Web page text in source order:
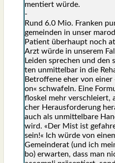
men­tiert wür­de.
-
Rund 6.0 Mio. Fran­ken
ge­mein­den in unser
Pati­ent über­haupt noch
Arzt wür­de in unse­rem
Lei­den spre­chen und
ten unmit­tel­bar in die
Betrof­fe­ne eher von
on« schwa­feln. Eine
flos­kel mehr ver­schlei­ert,
cher Her­aus­for­de­rung
auch als unmit­tel­ba­re
wird. «Der Mist ist
sein!« Ich wür­de von
Gemein­de­rat (und ich
bo) erwar­ten, dass man